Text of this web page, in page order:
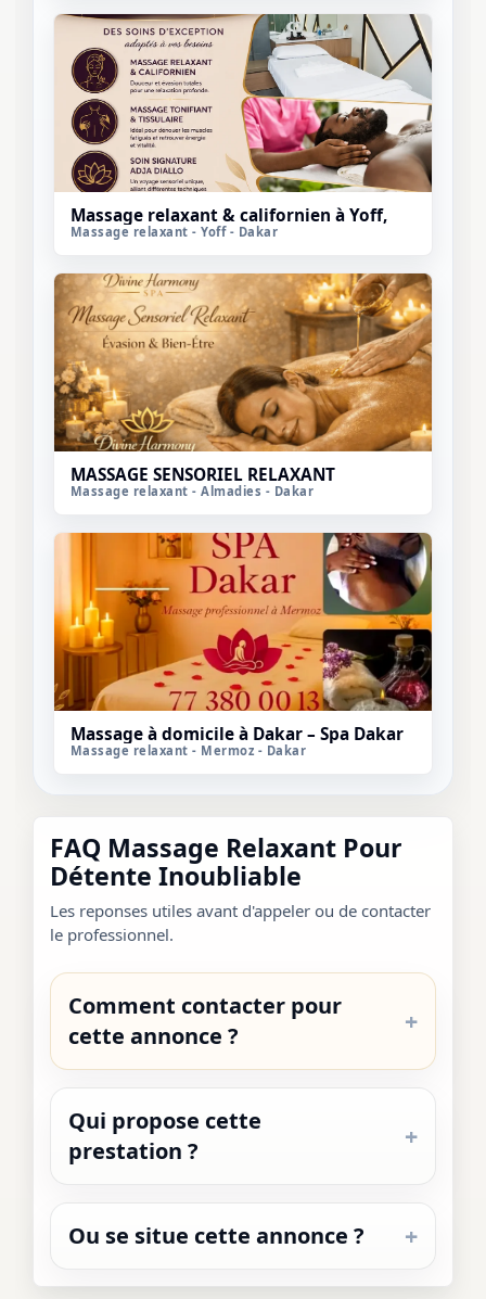
Massage relaxant - Yoff - Dakar
Massage relaxant & californien à Yoff,
Massage relaxant - Almadies - Dakar
MASSAGE SENSORIEL RELAXANT
Massage relaxant - Mermoz - Dakar
Massage à domicile à Dakar – Spa Dakar
FAQ Massage Relaxant Pour
Détente Inoubliable
Les reponses utiles avant d'appeler ou de contacter
le professionnel.
Comment contacter pour
cette annonce ?
Qui propose cette
prestation ?
Ou se situe cette annonce ?